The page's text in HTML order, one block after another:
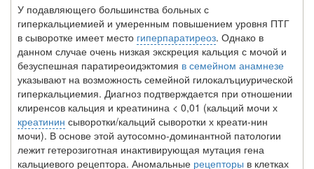
У подавляющего большинства больных с
гиперкальциемией и умеренным повы­шением уровня ПТГ
в сыворотке имеет место гиперпаратиреоз. Однако в
данном случае очень низкая экскреция кальция с мочой и
безуспешная паратиреоидэктомия в семейном анамнезе
указывают на возможность семейной гилокалъциурической
ги­перкальциемия. Диагноз подтверждается при отношении
клиренсов кальция и кре­атинина < 0,01 (кальций мочи х
креатинин сыворотки/кальций сыворотки х креати-нин
мочи). В основе этой аутосомно-доминантной патологии
лежит гетерозиготная инактивирующая мутация гена
кальциевого рецептора. Аномальные рецепторы в клетках